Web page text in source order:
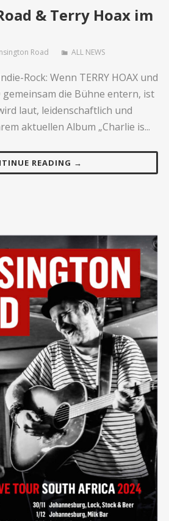
& Terry Hoax im
Road ALL NEWS
Rock: Wenn TERRY HOAX und
gemeinsam die Bühne entern, ist
laut, leidenschaftlich und
aktuellen Album „Charlie is...
READING →